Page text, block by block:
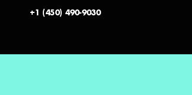
+1 (450) 490-9030